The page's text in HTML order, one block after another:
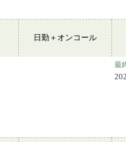
日勤＋オンコール
最